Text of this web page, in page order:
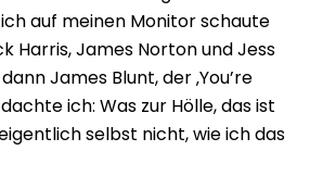
auf meinen Monitor schaute
Harris, James Norton und Jess
James Blunt, der ‚You’re
ich: Was zur Hölle, das ist
selbst nicht, wie ich das